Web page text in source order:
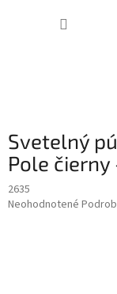
Svetelný
Pole čierny
2635
Priemerné
Neohodnotené